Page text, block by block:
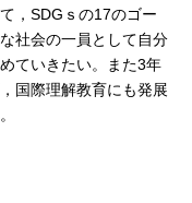
，SDGｓの17のゴー
社会の一員として自分
ていきたい。また3年
国際理解教育にも発展